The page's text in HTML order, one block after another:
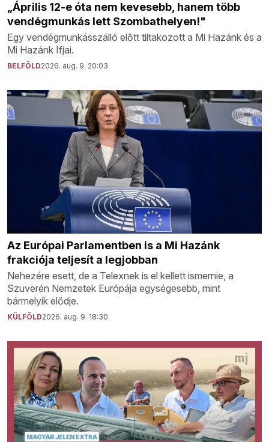
„Április 12-e óta nem kevesebb, hanem több
vendégmunkás lett Szombathelyen!"
Egy vendégmunkásszálló előtt tiltakozott a Mi Hazánk és a
Mi Hazánk Ifjai.
BELFÖLD2026. aug. 9. 20:03
Az Európai Parlamentben is a Mi Hazánk
frakciója teljesít a legjobban
Nehezére esett, de a Telexnek is el kellett ismernie, a
Szuverén Nemzetek Európája egységesebb, mint
bármelyik elődje.
KÜLFÖLD2026. aug. 9. 18:30